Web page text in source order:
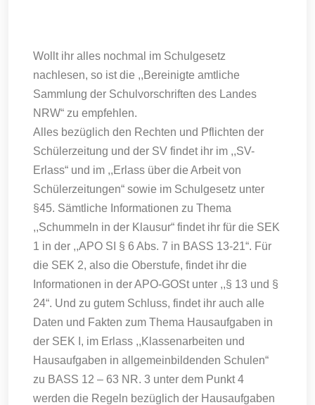
Wollt ihr alles nochmal im Schulgesetz
nachlesen, so ist die ,,Bereinigte amtliche
Sammlung der Schulvorschriften des Landes
NRW“ zu empfehlen.
Alles bezüglich den Rechten und Pflichten der
Schülerzeitung und der SV findet ihr im ,,SV-
Erlass“ und im ,,Erlass über die Arbeit von
Schülerzeitungen“ sowie im Schulgesetz unter
§45. Sämtliche Informationen zu Thema
,,Schummeln in der Klausur“ findet ihr für die SEK
1 in der ,,APO SI § 6 Abs. 7 in BASS 13-21“. Für
die SEK 2, also die Oberstufe, findet ihr die
Informationen in der APO-GOSt unter ,,§ 13 und §
24“. Und zu gutem Schluss, findet ihr auch alle
Daten und Fakten zum Thema Hausaufgaben in
der SEK I, im Erlass ,,Klassenarbeiten und
Hausaufgaben in allgemeinbildenden Schulen“
zu BASS 12 – 63 NR. 3 unter dem Punkt 4
werden die Regeln bezüglich der Hausaufgaben